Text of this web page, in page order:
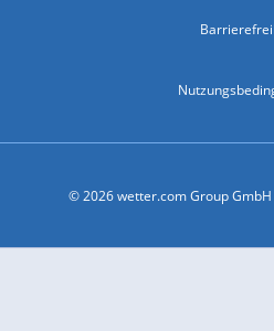
© 2026 wetter.com Group